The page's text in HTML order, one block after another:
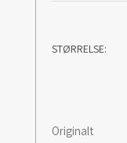
STØRRELSE
Originalt